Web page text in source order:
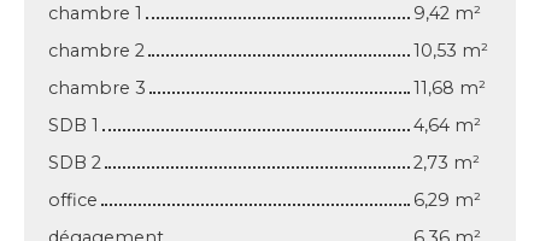
chambre 1
9,42 m²
chambre 2
10,53 m²
chambre 3
11,68 m²
SDB 1
4,64 m²
SDB 2
2,73 m²
office
6,29 m²